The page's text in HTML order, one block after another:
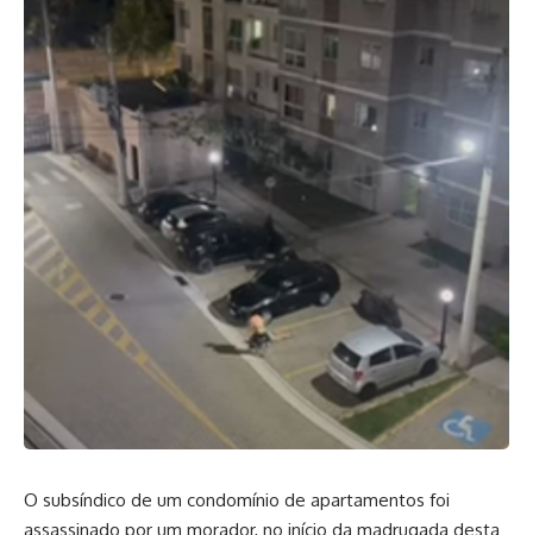
O subsíndico de um condomínio de apartamentos foi
assassinado por um morador, no início da madrugada desta